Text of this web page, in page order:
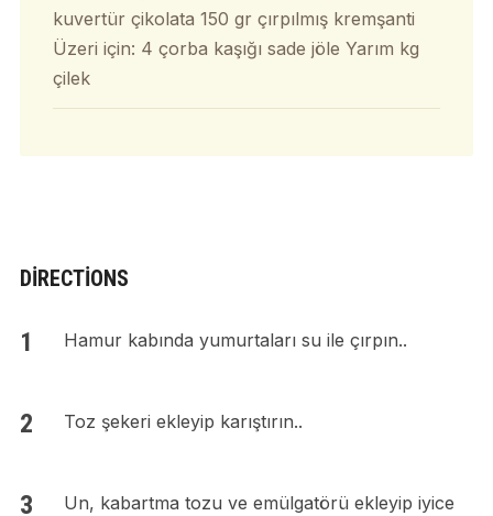
kuvertür çikolata 150 gr çırpılmış kremşanti
Üzeri için: 4 çorba kaşığı sade jöle Yarım kg
çilek
DIRECTIONS
Hamur kabında yumurtaları su ile çırpın..
Toz şekeri ekleyip karıştırın..
Un, kabartma tozu ve emülgatörü ekleyip iyice